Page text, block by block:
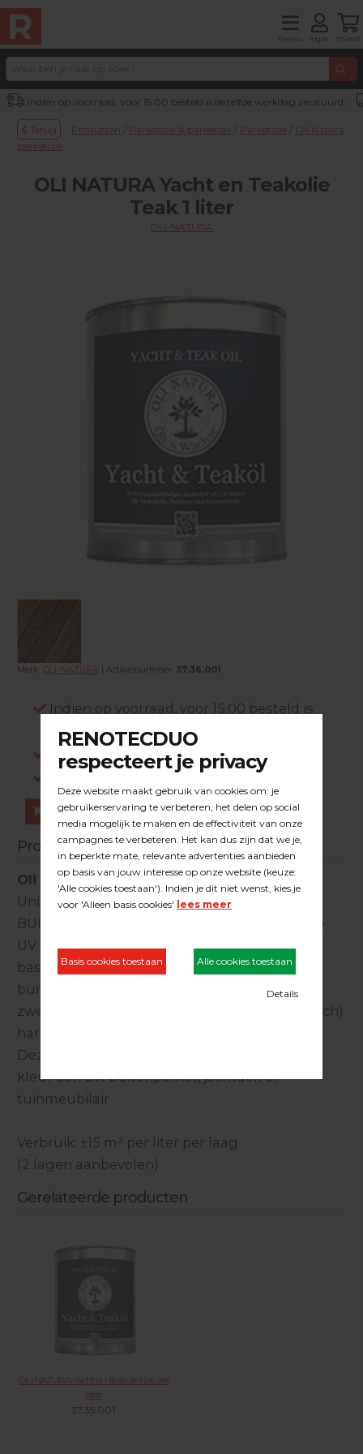
menu login mand
Indien op voorraad, voor 15:00 besteld is dezelfde werkdag verstuurd
Terug Producten / Parketolie & parketlak / Parketolie / Oli Natura
parketolie
OLI NATURA Yacht en Teakolie
Teak 1 liter
OLI-NATURA
Merk: OLI-NATURA | Artikelnummer: 37.36.001
Indien op voorraad, voor 15:00 besteld is
dezelfde werkdag verstuurd.
Gratis verzending in NL vanaf €200,-
Log in om prijzen te zien.
Bestellen
Productinformatie
Oli Natura Teak
Universele teakolie van OLI-NATURA voor
BUITEN met een zeer duurzame en effectieve
UV bescherming voor weersbestendige
basisbehandeling en onderhoud van
buitenparket, jachtdekken, terrassen,
zwembadranden en tuinmeubilair van (exotisch)
hardhout of drukgeïmpregneerd zachthout.
Deze OLI-NATURA teakolie geeft een mooie
kleur aan uw buitenparket, jachtdek of
tuinmeubilair
Verbruik: ±15 m² per liter per laag
(2 lagen aanbevolen)
Gerelateerde producten
OLI NATURA Yacht en Teakolie Naturel
1 liter
37.35.001